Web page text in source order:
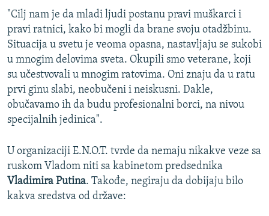
"Cilj nam je da mladi ljudi postanu pravi muškarci i
pravi ratnici, kako bi mogli da brane svoju otadžbinu.
Situacija u svetu je veoma opasna, nastavljaju se sukobi
u mnogim delovima sveta. Okupili smo veterane, koji
su učestvovali u mnogim ratovima. Oni znaju da u ratu
prvi ginu slabi, neobučeni i neiskusni. Dakle,
obučavamo ih da budu profesionalni borci, na nivou
specijalnih jedinica".
U organizaciji E.N.O.T. tvrde da nemaju nikakve veze sa
ruskom Vladom niti sa kabinetom predsednika
Vladimira Putina. Takođe, negiraju da dobijaju bilo
kakva sredstva od države: